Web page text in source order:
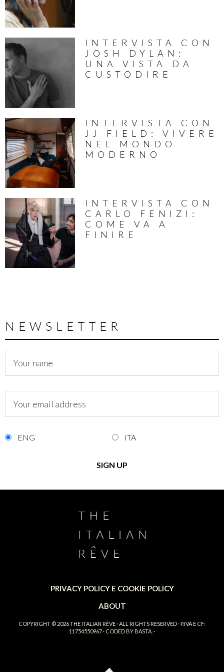
INTERVISTA CON
JOSH DYLAN:
UNA VISTA DA
CUSTODIRE
INTERVISTA CON
JJ FIELD: VIVERE
NEL MONDO
MODERNO
INTERVISTA CON
CARLO FENIZI:
COME VA A
FINIRE
NEWSLETTER
ENG ITA
PRIVACY POLICY E COOKIE POLICY
ABOUT
COPYRIGHT © 2026THE ITALIAN RÊVE· ALL RIGHTS RESERVED · P.IVA E CF:
11754550967 · CODED BY BASTA. ·